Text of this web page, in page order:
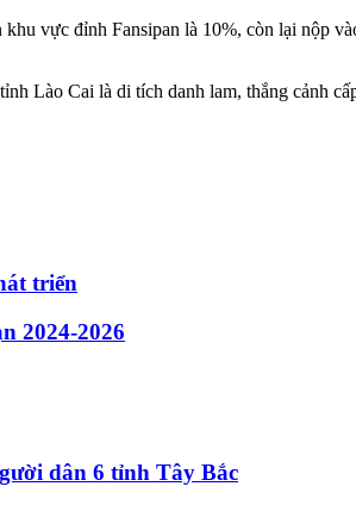
vực đỉnh Fansipan là 10%, còn lại nộp
Lào Cai là di tích danh lam, thắng cảnh
triển
2024-2026
dân 6 tỉnh Tây Bắc